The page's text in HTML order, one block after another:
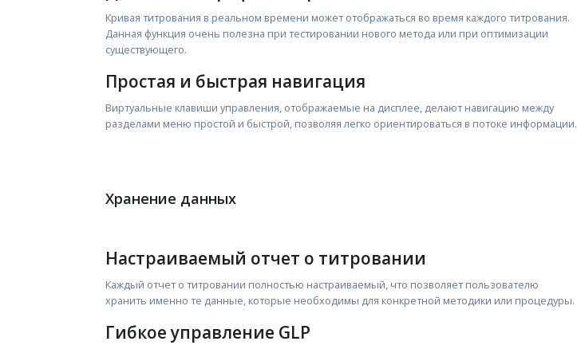
Кривая титрования в реальном времени может отображаться во время каждого титрования.
Данная функция очень полезна при тестировании нового метода или при оптимизации
существующего.
Простая и быстрая навигация
Виртуальные клавиши управления, отображаемые на дисплее, делают навигацию между
разделами меню простой и быстрой, позволяя легко ориентироваться в потоке информации.
Хранение данных
Настраиваемый отчет о титровании
Каждый отчет о титровании полностью настраиваемый, что позволяет пользователю
хранить именно те данные, которые необходимы для конкретной методики или процедуры.
Гибкое управление GLP